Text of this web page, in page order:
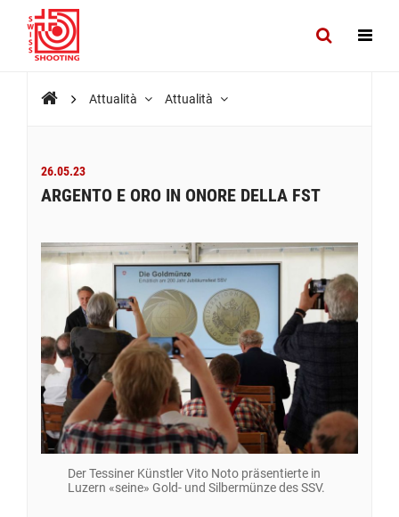
Attualità Attualità
26.05.23
ARGENTO E ORO IN ONORE DELLA FST
Der Tessiner Künstler Vito Noto präsentierte in
Luzern «seine» Gold- und Silbermünze des SSV.